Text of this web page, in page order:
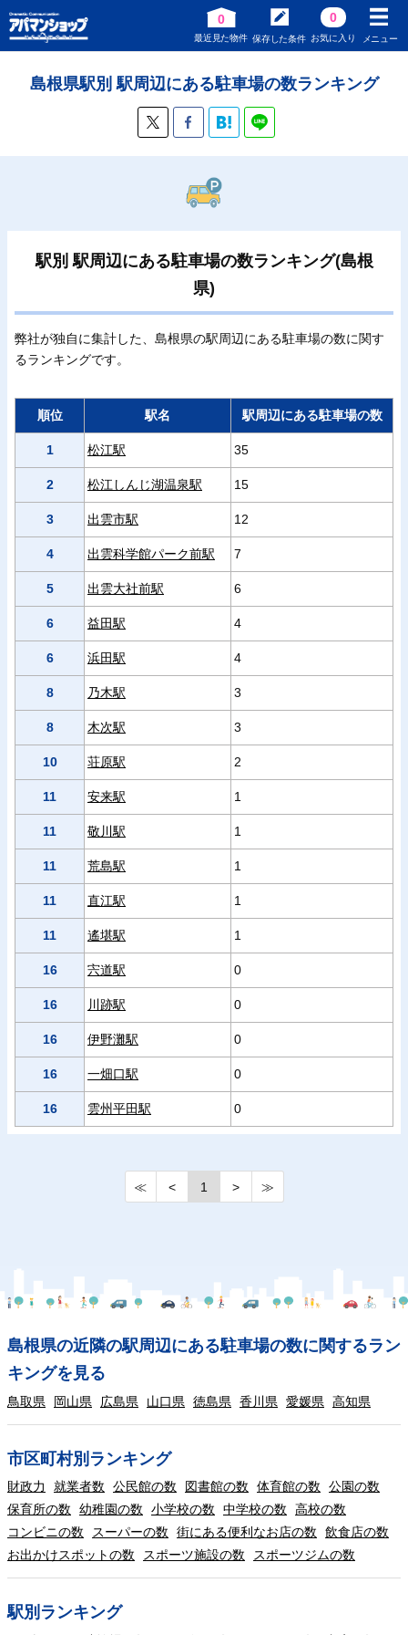
0
最近見た物件 保存した条件
0
お気に入り メニュー
島根県駅別 駅周辺にある駐車場の数ランキング
駅別 駅周辺にある駐車場の数ランキング(島根
県)
弊社が独自に集計した、島根県の駅周辺にある駐車場の数に関す
るランキングです。
順位 駅名 駅周辺にある駐車場の数
1 松江駅 35
2 松江しんじ湖温泉駅 15
3 出雲市駅 12
4 出雲科学館パーク前駅 7
5 出雲大社前駅 6
6 益田駅 4
6 浜田駅 4
8 乃木駅 3
8 木次駅 3
10 荘原駅 2
11 安来駅 1
11 敬川駅 1
11 荒島駅 1
11 直江駅 1
11 遙堪駅 1
16 宍道駅 0
16 川跡駅 0
16 伊野灘駅 0
16 一畑口駅 0
16 雲州平田駅 0
≪ < 1 > ≫
島根県の近隣の駅周辺にある駐車場の数に関するラン
キングを見る
鳥取県 岡山県 広島県 山口県 徳島県 香川県 愛媛県 高知県
市区町村別ランキング
財政力 就業者数 公民館の数 図書館の数 体育館の数
公園の数
保育所の数
幼稚園の数 小学校の数 中学校の数
高校の数
コンビニの数
スーパーの数 街にある便利なお店の数
飲食店の数
お出かけスポットの数
スポーツ施設の数 スポーツジムの数
駅別ランキング